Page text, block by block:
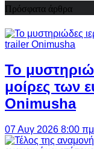
Πρόσφατα άρθρα
Το
μοίρες των
Onimusha
07 Αυγ 2026 8:00 πμ